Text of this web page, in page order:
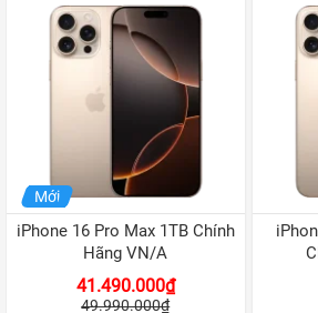
iPhone 15 Pro Max
iPhone 15 Pro
iPhone 15 Plus
iPhone 14 Pro Max
iPhone 14 Plus
iPhone 14 Pro
Mới
iPhone 16 Pro Max 1TB Chính
Hãng VN/A
41.490.000₫
49.990.000₫